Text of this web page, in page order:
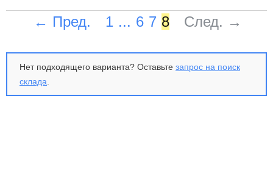
← Пред. 1 ... 6 7 8 След. →
Нет подходящего варианта? Оставьте запрос на поиск
склада